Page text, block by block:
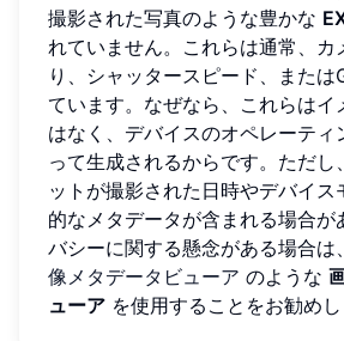
撮影された写真のような豊かな
れていません。これらは通常、カ
り、シャッタースピード、または
ています。なぜなら、これらはイ
はなく、デバイスのオペレーティ
って生成されるからです。ただし
ットが撮影された日時やデバイス
的なメタデータが含まれる場合が
バシーに関する懸念がある場合は
像メタデータビューア のような
ューア を使用することをお勧めし